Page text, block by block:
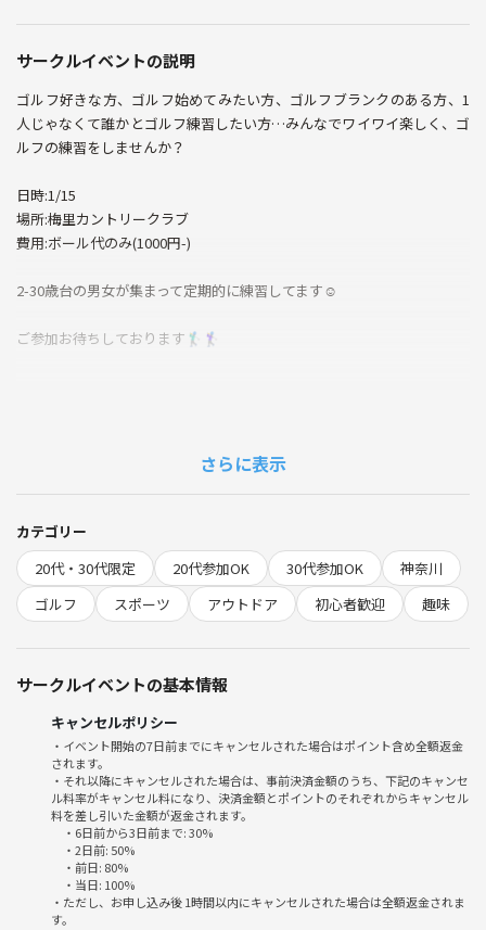
サークルイベントの説明
ゴルフ好きな方、ゴルフ始めてみたい方、ゴルフブランクのある方、1
人じゃなくて誰かとゴルフ練習したい方…みんなでワイワイ楽しく、ゴ
ルフの練習をしませんか？
日時:1/15
場所:梅里カントリークラブ
費用:ボール代のみ(1000円-)
2-30歳台の男女が集まって定期的に練習してます☺︎
ご参加お待ちしております🏌️‍♂️🏌️‍♀️
さらに表示
カテゴリー
20代・30代限定
20代参加OK 30代参加OK
神奈川
ゴルフ
スポーツ アウトドア 初心者歓迎 趣味
サークルイベントの基本情報
キャンセルポリシー
・イベント開始の7日前までにキャンセルされた場合はポイント含め全額返金
されます。
・それ以降にキャンセルされた場合は、事前決済金額のうち、下記のキャンセ
ル料率がキャンセル料になり、決済金額とポイントのそれぞれからキャンセル
料を差し引いた金額が返金されます。
・6日前から3日前まで: 30%
・2日前: 50%
・前日: 80%
・当日: 100%
・ただし、お申し込み後 1時間以内にキャンセルされた場合は全額返金されま
す。